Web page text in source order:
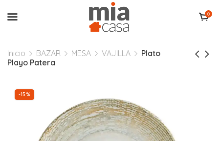
0
Inicio BAZAR MESA VAJILLA
Plato
Playo Patera
-15%